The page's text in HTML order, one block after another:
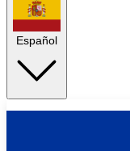
Español